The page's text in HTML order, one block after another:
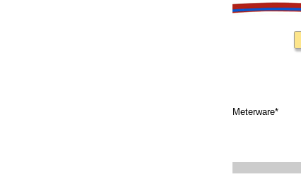
Meterware*